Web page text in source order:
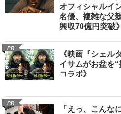
オフィシャルイ
名優、複雑な父
興収70億円突破》
PR
《映画『シェル
イサムがお盆を“
コラボ》
PR
「えっ、こんな